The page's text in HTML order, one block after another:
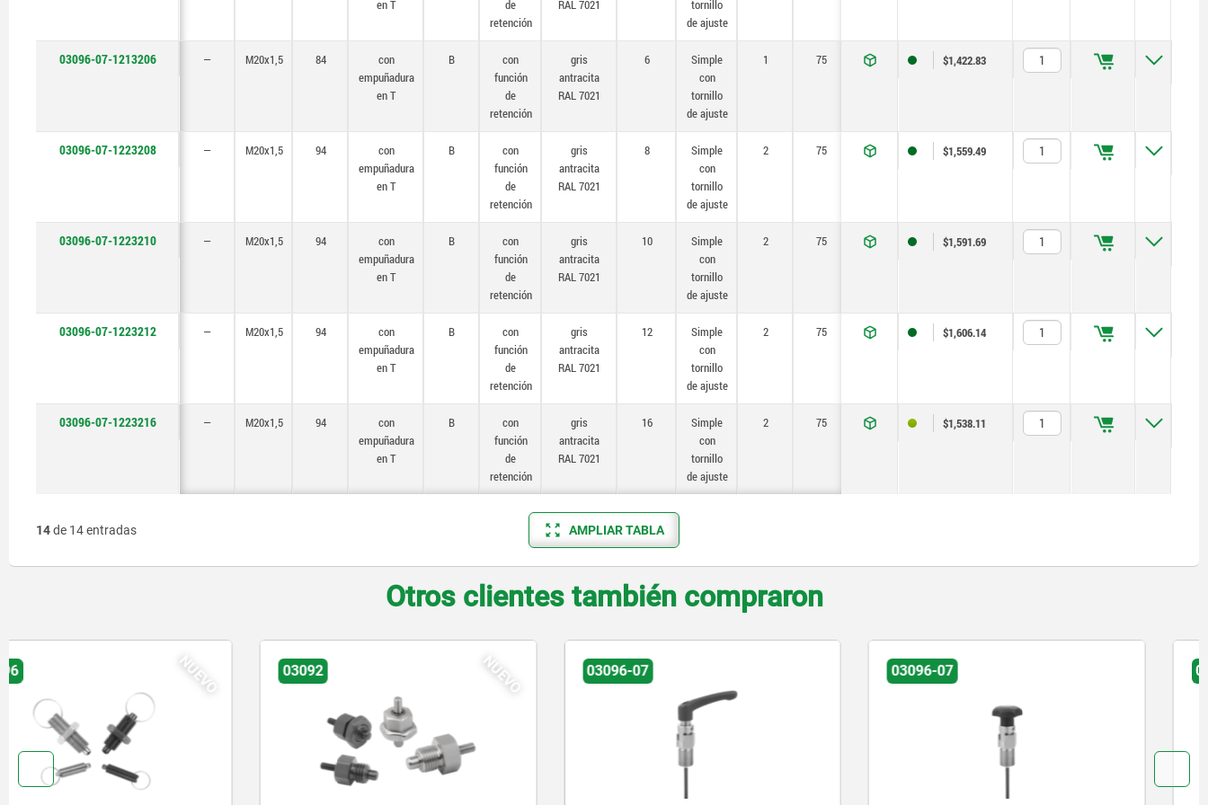
en T
de
retención
RAL 7021
tornillo
de ajuste
03096-07-1213206 — M20x1,5 84
con
empuñadura
en T
B
con
función
de
retención
gris
antracita
RAL 7021
6
Simple
con
tornillo
de ajuste
1 75 M6 10 21,2 8 22
$1,422.83
03096-07-1223208 — M20x1,5 94
con
empuñadura
en T
B
con
función
de
retención
gris
antracita
RAL 7021
8
Simple
con
tornillo
de ajuste
2 75 M6 20 21,2 8 22
$1,559.49
03096-07-1223210 — M20x1,5 94
con
empuñadura
en T
B
con
función
de
retención
gris
antracita
RAL 7021
10
Simple
con
tornillo
de ajuste
2 75 M6 20 21,2 8 22
$1,591.69
03096-07-1223212 — M20x1,5 94
con
empuñadura
en T
B
con
función
de
retención
gris
antracita
RAL 7021
12
Simple
con
tornillo
de ajuste
2 75 M6 20 21,2 8 22
$1,606.14
03096-07-1223216 — M20x1,5 94
con
empuñadura
en T
B
con
función
de
retención
gris
antracita
RAL 7021
16
Simple
con
tornillo
de ajuste
2 75 M6 20 21,2 8 22
$1,538.11
14de 14 entradas AMPLIAR TABLA
Otros clientes también compraron
03096-07 03091